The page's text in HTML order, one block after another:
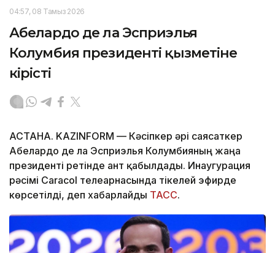
04:57, 08 Тамыз 2026
Абелардо де ла Эсприэлья
Колумбия президенті қызметіне
кірісті
АСТАНА. KAZINFORM — Кәсіпкер әрі саясаткер
Абелардо де ла Эсприэлья Колумбияның жаңа
президенті ретінде ант қабылдады. Инаугурация
рәсімі Caracol телеарнасында тікелей эфирде
көрсетілді, деп хабарлайды ТАСС.